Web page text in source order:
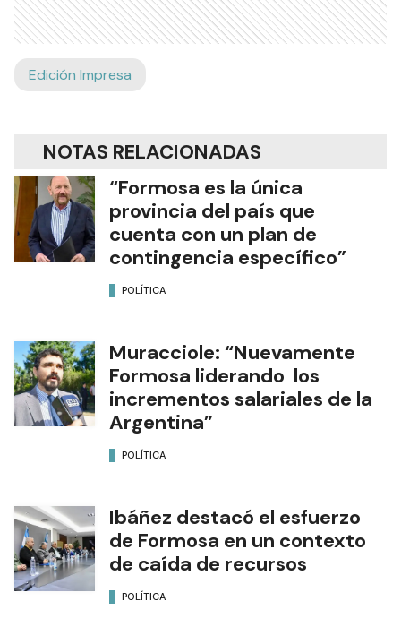
Edición Impresa
NOTAS RELACIONADAS
“Formosa es la única
provincia del país que
cuenta con un plan de
contingencia específico”
POLÍTICA
Muracciole: “Nuevamente
Formosa liderando los
incrementos salariales de la
Argentina”
POLÍTICA
Ibáñez destacó el esfuerzo
de Formosa en un contexto
de caída de recursos
POLÍTICA